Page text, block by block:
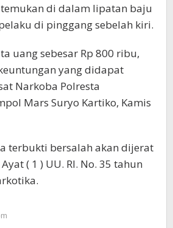
di dalam lipatan baju
di pinggang sebelah kiri.
uang sebesar Rp 800 ribu,
yang didapat
Narkoba Polresta
Mars Suryo Kartiko, Kamis
terbukti bersalah akan dijerat
( 1 ) UU. RI. No. 35 tahun